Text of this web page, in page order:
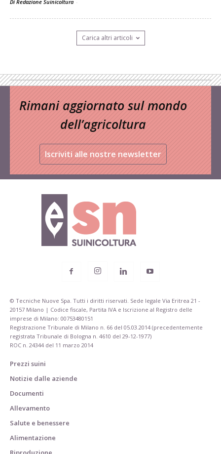
Di Redazione Suinicoltura -
Carica altri articoli
Rimani aggiornato sul mondo
dell’agricoltura
Iscriviti alle nostre newsletter
© Tecniche Nuove Spa. Tutti i diritti riservati. Sede legale Via Eritrea 21 -
20157 Milano | Codice fiscale, Partita IVA e Iscrizione al Registro delle
imprese di Milano: 00753480151
Registrazione Tribunale di Milano n. 66 del 05.03.2014 (precedentemente
registrata Tribunale di Bologna n. 4610 del 29-12-1977)
ROC n. 24344 del 11 marzo 2014
Prezzi suini
Notizie dalle aziende
Documenti
Allevamento
Salute e benessere
Alimentazione